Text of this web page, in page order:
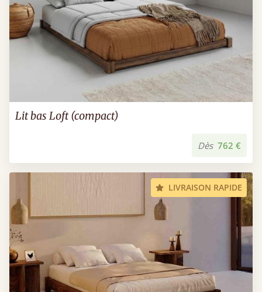
Lit bas Loft (compact)
Dès 762 €
LIVRAISON RAPIDE